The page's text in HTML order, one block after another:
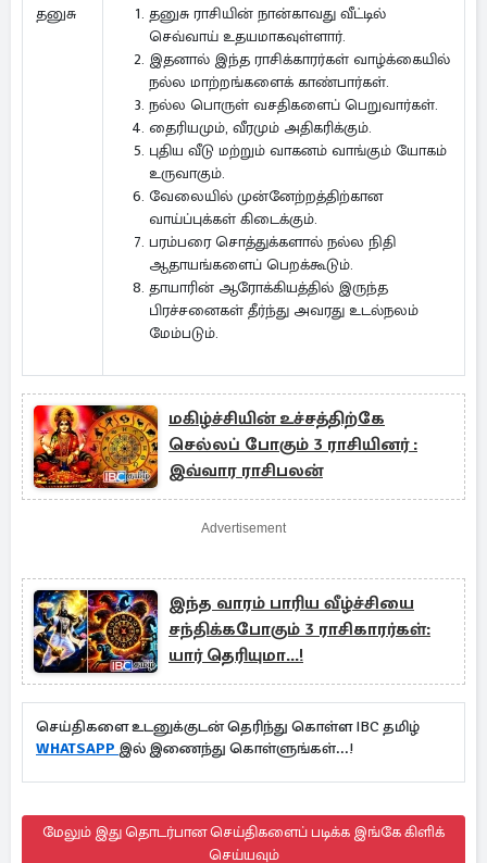
தனுசு
தனுசு ராசியின் நான்காவது வீட்டில்
செவ்வாய் உதயமாகவுள்ளார்.
இதனால் இந்த ராசிக்காரர்கள் வாழ்க்கையில்
நல்ல மாற்றங்களைக் காண்பார்கள்.
நல்ல பொருள் வசதிகளைப் பெறுவார்கள்.
தைரியமும், வீரமும் அதிகரிக்கும்.
புதிய வீடு மற்றும் வாகனம் வாங்கும் யோகம்
உருவாகும்.
வேலையில் முன்னேற்றத்திற்கான
வாய்ப்புக்கள் கிடைக்கும்.
பரம்பரை சொத்துக்களால் நல்ல நிதி
ஆதாயங்களைப் பெறக்கூடும்.
தாயாரின் ஆரோக்கியத்தில் இருந்த
பிரச்சனைகள் தீர்ந்து அவரது உடல்நலம்
மேம்படும்.
மகிழ்ச்சியின் உச்சத்திற்கே
செல்லப் போகும் 3 ராசியினர் :
இவ்வார ராசிபலன்
Advertisement
இந்த வாரம் பாரிய வீழ்ச்சியை
சந்திக்கபோகும் 3 ராசிகாரர்கள்:
யார் தெரியுமா...!
செய்திகளை உடனுக்குடன் தெரிந்து கொள்ள IBC தமிழ்
WHATSAPP இல் இணைந்து கொள்ளுங்கள்...!
மேலும் இது தொடர்பான செய்திகளைப் படிக்க இங்கே கிளிக்
செய்யவும்